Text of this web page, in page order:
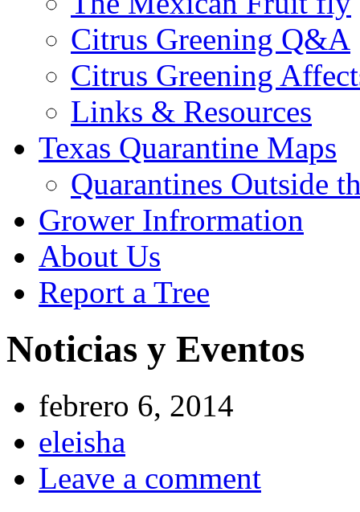
Citrus Greening Q&A
Citrus Greening
Links & Resources
Texas Quarantine Maps
Quarantines Outside
Grower Infrormation
About Us
Report a Tree
Noticias y Eventos
febrero 6, 2014
eleisha
Leave a comment